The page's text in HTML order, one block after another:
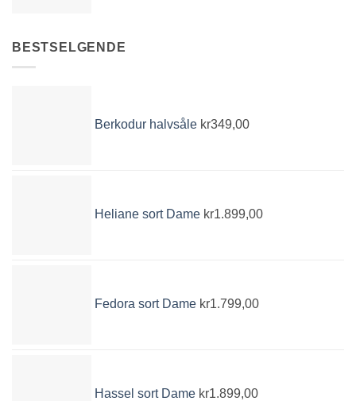
BESTSELGENDE
Berkodur halvsåle kr349,00
Heliane sort Dame kr1.899,00
Fedora sort Dame kr1.799,00
Hassel sort Dame kr1.899,00